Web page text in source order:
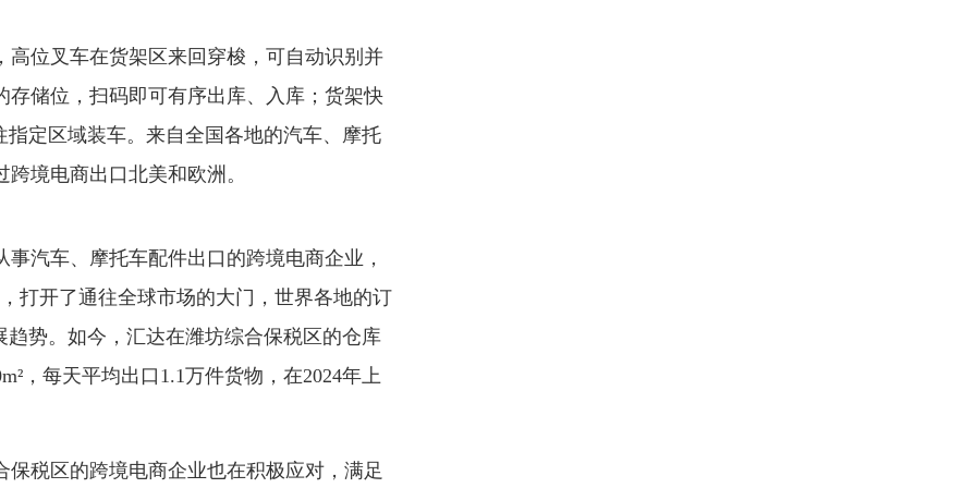
叉车在货架区来回穿梭，可自动识别并
储位，扫码即可有序出库、入库；货架快
定区域装车。来自全国各地的汽车、摩托
境电商出口北美和欧洲。
车、摩托车配件出口的跨境电商企业，
打开了通往全球市场的大门，世界各地的订
势。如今，汇达在潍坊综合保税区的仓库
，每天平均出口1.1万件货物，在2024年上
区的跨境电商企业也在积极应对，满足